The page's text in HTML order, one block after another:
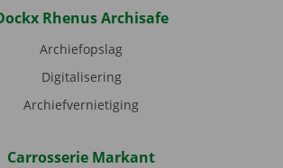
Rhenus Archisafe
Archiefopslag
Digitalisering
Archiefvernietiging
Carrosserie Markant